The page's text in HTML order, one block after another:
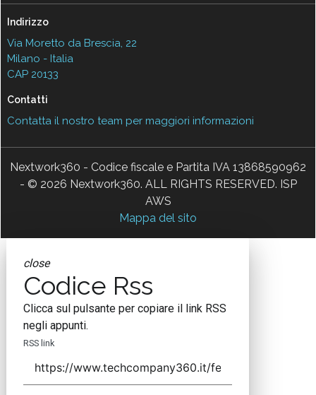
Indirizzo
Via Moretto da Brescia, 22
Milano - Italia
CAP 20133
Contatti
Contatta il nostro team per maggiori informazioni
Nextwork360 - Codice fiscale e Partita IVA 13868590962
- © 2026 Nextwork360. ALL RIGHTS RESERVED. ISP
AWS
Mappa del sito
close
Codice Rss
Clicca sul pulsante per copiare il link RSS
negli appunti.
RSS link